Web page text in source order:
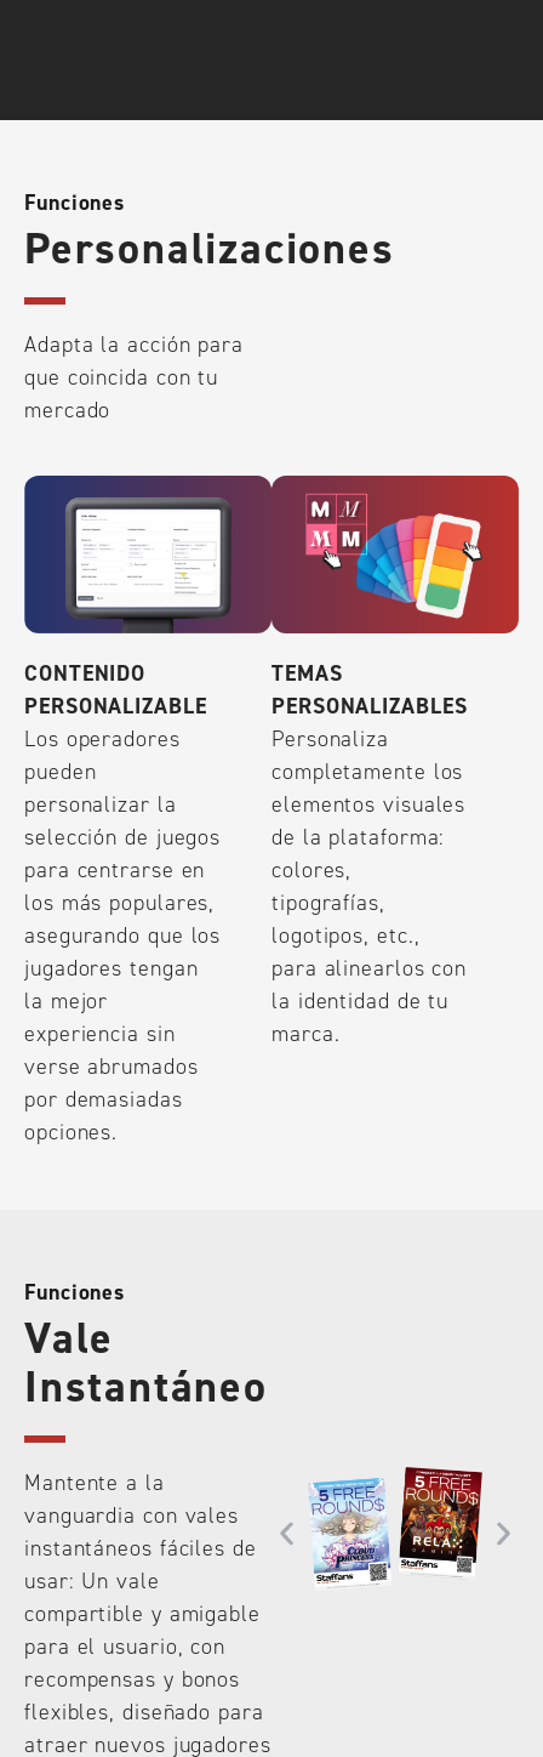
Funciones
Personalizaciones
Adapta la acción para
que coincida con tu
mercado
CONTENIDO
PERSONALIZABLE
Los operadores
pueden
personalizar la
selección de juegos
para centrarse en
los más populares,
asegurando que los
jugadores tengan
la mejor
experiencia sin
verse abrumados
por demasiadas
opciones.
TEMAS
PERSONALIZABLES
Personaliza
completamente los
elementos visuales
de la plataforma:
colores,
tipografías,
logotipos, etc.,
para alinearlos con
la identidad de tu
marca.
Funciones
Vale
Instantáneo
Mantente a la
vanguardia con vales
instantáneos fáciles de
usar: Un vale
compartible y amigable
para el usuario, con
recompensas y bonos
flexibles, diseñado para
atraer nuevos jugadores